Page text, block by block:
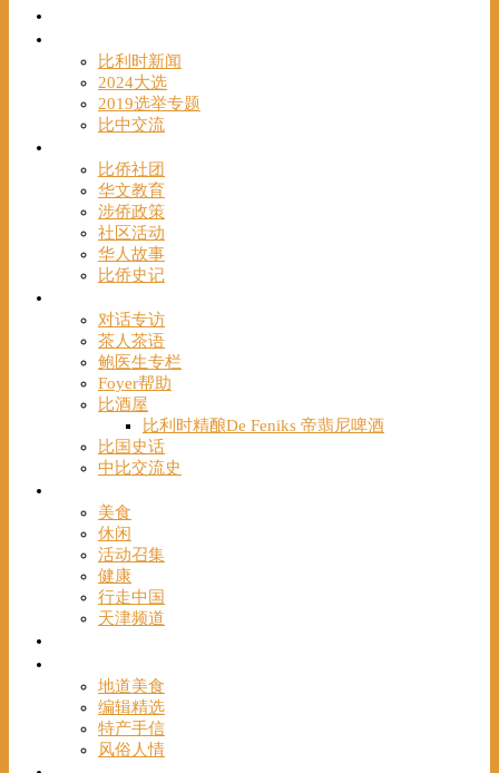
比利时新闻
2024大选
2019选举专题
比中交流
比侨社团
华文教育
涉侨政策
社区活动
华人故事
比侨史记
对话专访
茶人茶语
鲍医生专栏
Foyer帮助
比酒屋
比利时精酿De Feniks 帝翡尼啤酒
比国史话
中比交流史
美食
休闲
活动召集
健康
行走中国
天津频道
地道美食
编辑精选
特产手信
风俗人情